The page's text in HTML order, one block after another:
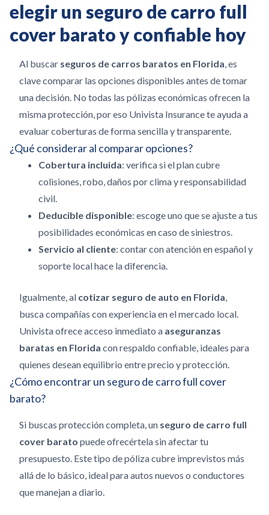
elegir un seguro de carro full
cover barato y confiable hoy
Al buscar seguros de carros baratos en Florida, es
clave comparar las opciones disponibles antes de tomar
una decisión. No todas las pólizas económicas ofrecen la
misma protección, por eso Univista Insurance te ayuda a
evaluar coberturas de forma sencilla y transparente.
¿Qué considerar al comparar opciones?
Cobertura incluida: verifica si el plan cubre
colisiones, robo, daños por clima y responsabilidad
civil.
Deducible disponible: escoge uno que se ajuste a tus
posibilidades económicas en caso de siniestros.
Servicio al cliente: contar con atención en español y
soporte local hace la diferencia.
Igualmente, al cotizar seguro de auto en Florida,
busca compañías con experiencia en el mercado local.
Univista ofrece acceso inmediato a aseguranzas
baratas en Florida con respaldo confiable, ideales para
quienes desean equilibrio entre precio y protección.
¿Cómo encontrar un seguro de carro full cover
barato?
Si buscas protección completa, un seguro de carro full
cover barato puede ofrecértela sin afectar tu
presupuesto. Este tipo de póliza cubre imprevistos más
allá de lo básico, ideal para autos nuevos o conductores
que manejan a diario.